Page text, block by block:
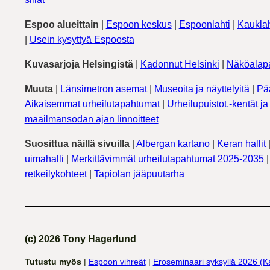
Espoo alueittain Espoon keskus| Espoonlahti
Usein kysyttyä Espoosta
Kuvasarjoja Helsingistä| Kadonnut Helsinki
Muuta| Länsimetron asemat| Museoita ja näyttelyitä
Aikaisemmat urheilutapahtumat| Urheilupuistot,-kentät
maailmansodan ajan linnoitteet
Suosittua näillä sivuilla| Albergan kartano| Keran hallit
uimahalli
Merkittävimmät urheilutapahtumat 2025-2035
retkeilykohteet| Tapiolan jääpuutarha
(c) 2026 Tony Hagerlund
Tutustu myös| Espoon vihreät| Eroseminaari syksyllä 2026